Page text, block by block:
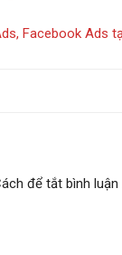
Facebook Ads
để tắt bình